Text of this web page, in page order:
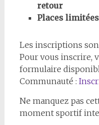
retour
Places
Les inscriptions
Pour vous inscrire,
formulaire
Communauté :
Ne manquez pas
moment sportif